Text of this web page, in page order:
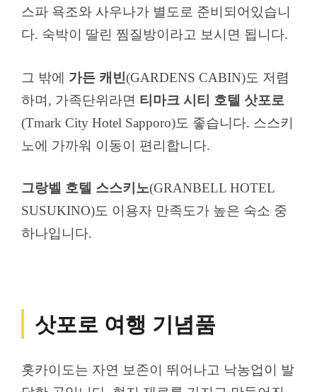
스파 욕조와 사우나가 별도로 준비되어있습니
다. 숙박이 딸린 찜질방이라고 보시면 됩니다.
그 밖에 가든 캐빈(GARDENS CABIN)도 저렴
하며, 가족단위라면 티마크 시티 호텔 삿포로
(Tmark City Hotel Sapporo)도 좋습니다. 스스키
노에 가까워 이동이 편리합니다.
그랑벨 호텔 스스키노(GRANBELL HOTEL
SUSUKINO)도 이용자 만족도가 높은 숙소 중
하나입니다.
삿포로 여행 기념품
홋카이도는 자연 보존이 뛰어나고 낙농업이 발